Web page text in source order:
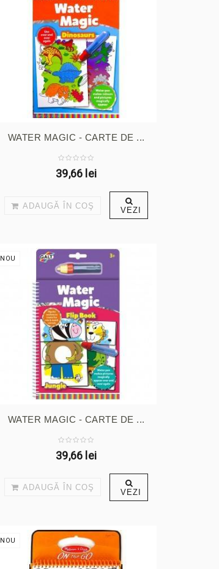
WATER MAGIC - CARTE DE ...
39,66 lei
ADAUGĂ ÎN COŞ VEZI
NOU
WATER MAGIC - CARTE DE ...
39,66 lei
ADAUGĂ ÎN COŞ VEZI
NOU